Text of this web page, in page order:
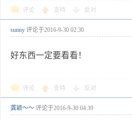
评论 支持 反对
sunny 评论于2016-9-30 02:30
好东西一定要看看！
评论 支持 反对
龚颖～～ 评论于2016-9-30 04:39